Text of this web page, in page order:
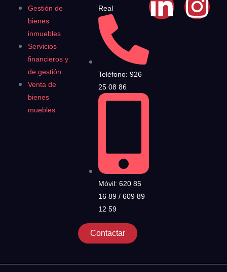
Gestión de
bienes
inmuebles
Servicios
financieros y
de gestión
Venta de
bienes
muebles
Real
Teléfono: 926
25 08 86
Móvil: 620 85
16 89 / 609 89
12 59
Contactar